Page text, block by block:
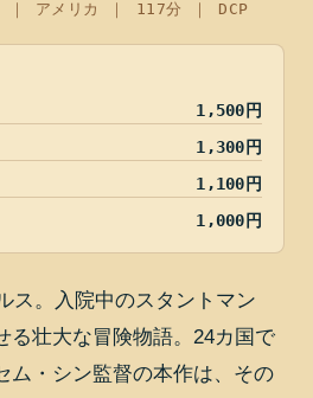
｜ アメリカ ｜ 117分 ｜ DCP
1,500円
1,300円
1,100円
1,000円
ス。入院中のスタントマン
る壮大な冒険物語。24カ国で
ム・シン監督の本作は、その